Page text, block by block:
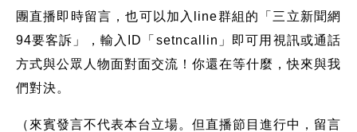
團直播即時留言，也可以加入line群組的「三立新聞網
94要客訴」，輸入ID「setncallin」即可用視訊或通話
方式與公眾人物面對面交流！你還在等什麼，快來與我
們對決。
（來賓發言不代表本台立場。但直播節目進行中，留言